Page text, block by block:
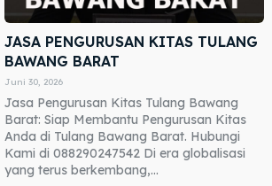
JASA PENGURUSAN KITAS TULANG
BAWANG BARAT
Juni 30, 2026
Jasa Pengurusan Kitas Tulang Bawang
Barat: Siap Membantu Pengurusan Kitas
Anda di Tulang Bawang Barat. Hubungi
Kami di 088290247542 Di era globalisasi
yang terus berkembang,...